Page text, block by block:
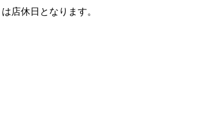
店休日となります。